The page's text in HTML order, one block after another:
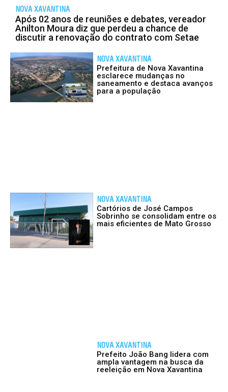
NOVA XAVANTINA
Após 02 anos de reuniões e debates, vereador
Anilton Moura diz que perdeu a chance de
discutir a renovação do contrato com Setae
NOVA XAVANTINA
Prefeitura de Nova Xavantina
esclarece mudanças no
saneamento e destaca avanços
para a população
NOVA XAVANTINA
Cartórios de José Campos
Sobrinho se consolidam entre os
mais eficientes de Mato Grosso
NOVA XAVANTINA
Prefeito João Bang lidera com
ampla vantagem na busca da
reeleição em Nova Xavantina